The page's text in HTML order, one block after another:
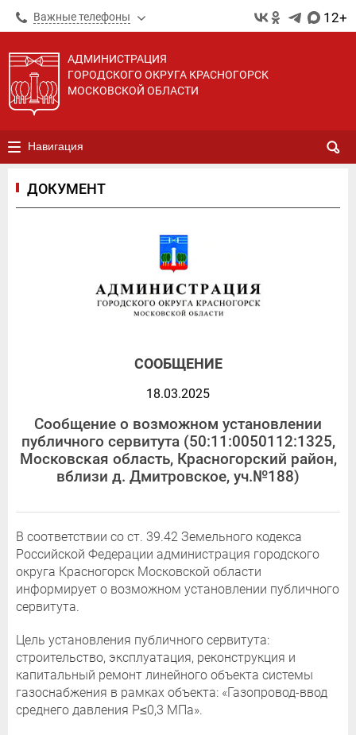
Важные телефоны 12+
АДМИНИСТРАЦИЯ
ГОРОДСКОГО ОКРУГА КРАСНОГОРСК
МОСКОВСКОЙ ОБЛАСТИ
Навигация
ДОКУМЕНТ
СООБЩЕНИЕ
18.03.2025
Сообщение о возможном установлении
публичного сервитута (50:11:0050112:1325,
Московская область, Красногорский район,
вблизи д. Дмитровское, уч.№188)
В соответствии со ст. 39.42 Земельного кодекса
Российской Федерации администрация городского
округа Красногорск Московской области
информирует о возможном установлении публичного
сервитута.
Цель установления публичного сервитута:
строительство, эксплуатация, реконструкция и
капитальный ремонт линейного объекта системы
газоснабжения в рамках объекта: «Газопровод-ввод
среднего давления P≤0,3 МПа».